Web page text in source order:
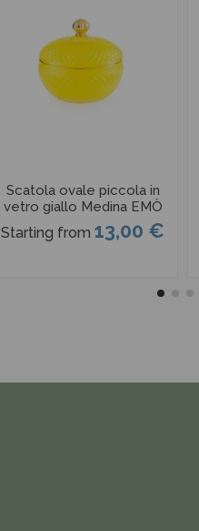
Scatola ovale piccola in
vetro giallo Medina EMÒ
Starting from 13,00 €